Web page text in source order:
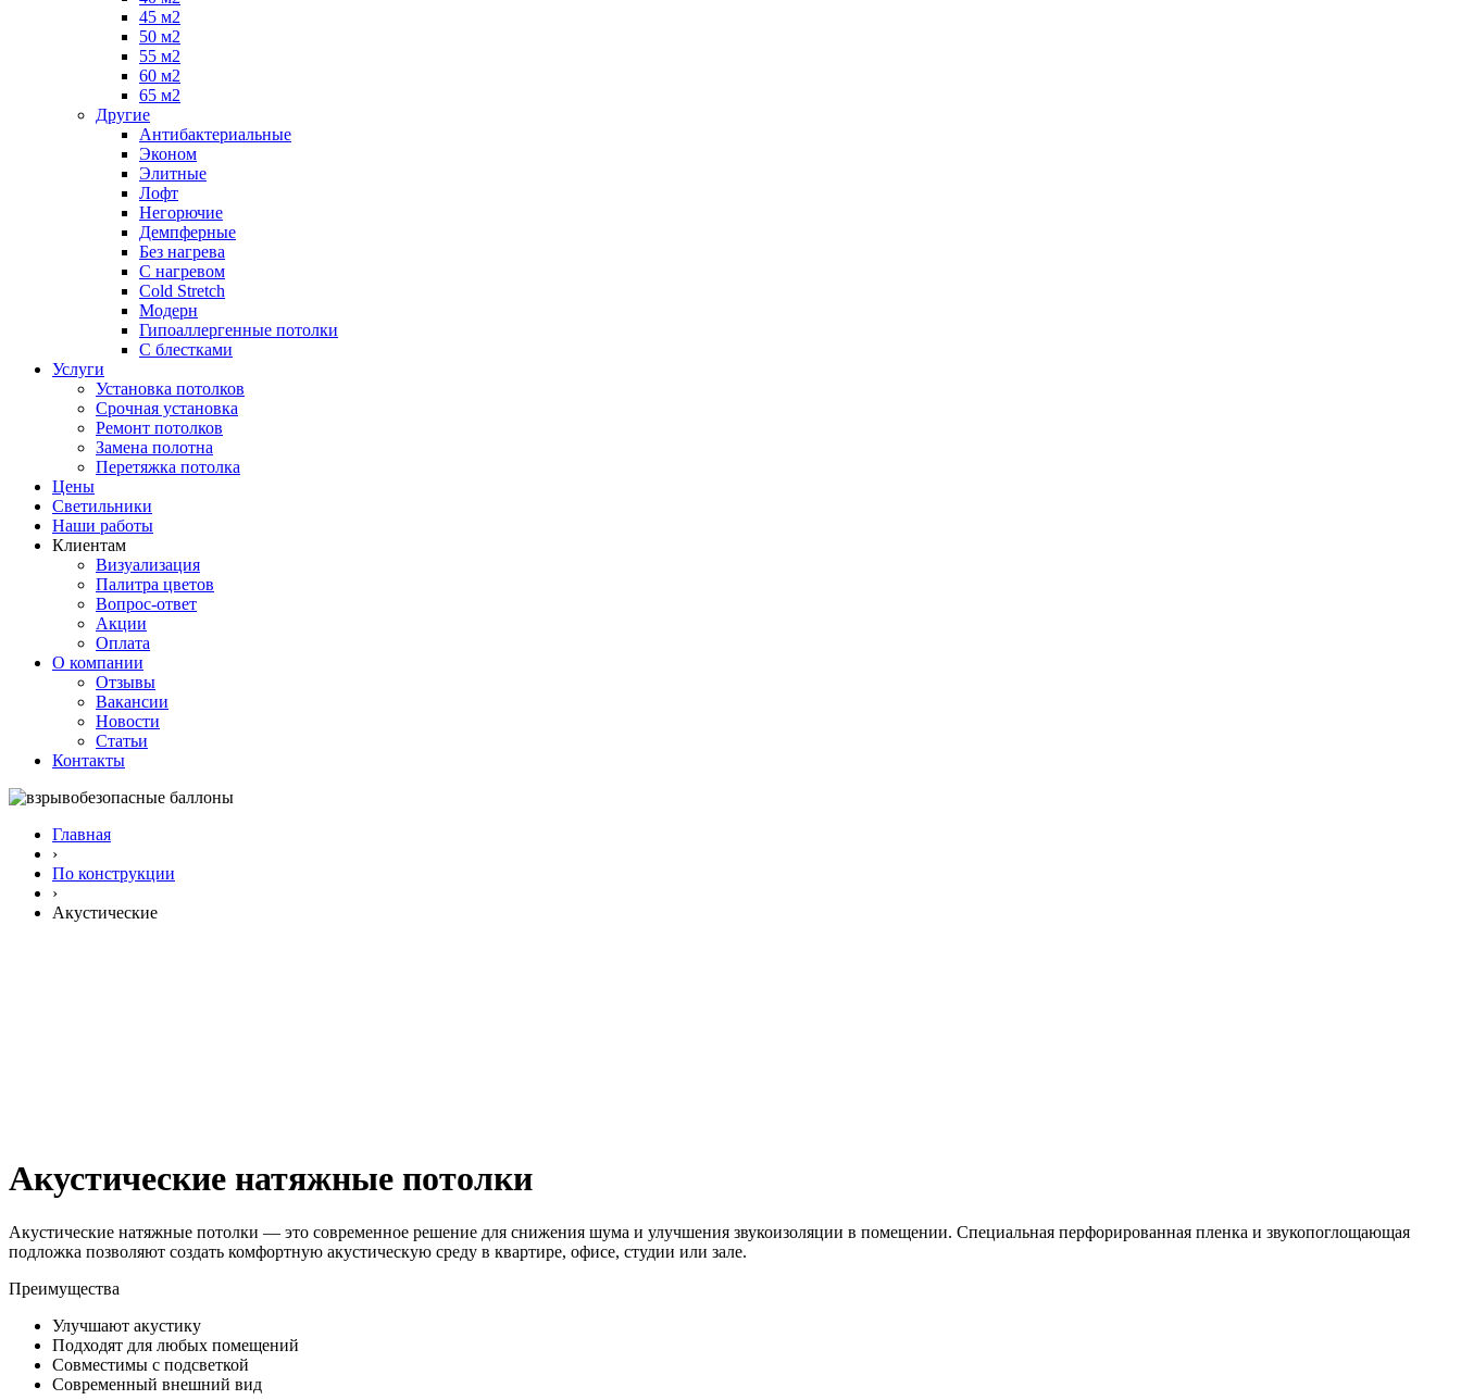
45 м2
50 м2
55 м2
60 м2
65 м2
Другие
Антибактериальные
Эконом
Элитные
Лофт
Негорючие
Демпферные
Без нагрева
С нагревом
Cold Stretch
Модерн
Гипоаллергенные потолки
С блестками
Услуги
Установка потолков
Срочная установка
Ремонт потолков
Замена полотна
Перетяжка потолка
Цены
Светильники
Наши работы
Клиентам
Визуализация
Палитра цветов
Вопрос-ответ
Акции
Оплата
О компании
Отзывы
Вакансии
Новости
Статьи
Контакты
Главная
›
По конструкции
›
Акустические
Акустические натяжные потолки
Акустические натяжные потолки — это современное решение для снижения шума и улучшения звукоизоляции в помещении. Специальная перфорированная пленка и звукопоглощающая
подложка позволяют создать комфортную акустическую среду в квартире, офисе, студии или зале.
Преимущества
Улучшают акустику
Подходят для любых помещений
Совместимы с подсветкой
Современный внешний вид